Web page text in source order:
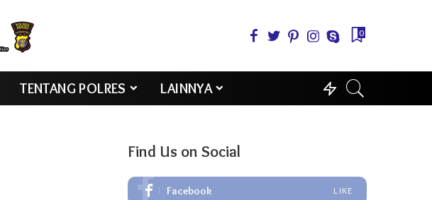
0
TENTANG POLRES LAINNYA
Find Us on Social
Facebook LIKE